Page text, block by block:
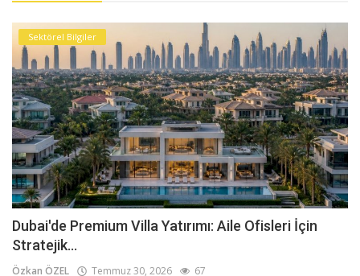
Sektörel Bilgiler
Dubai'de Premium Villa Yatırımı: Aile Ofisleri İçin
Stratejik...
Özkan ÖZEL Temmuz 30, 2026 67